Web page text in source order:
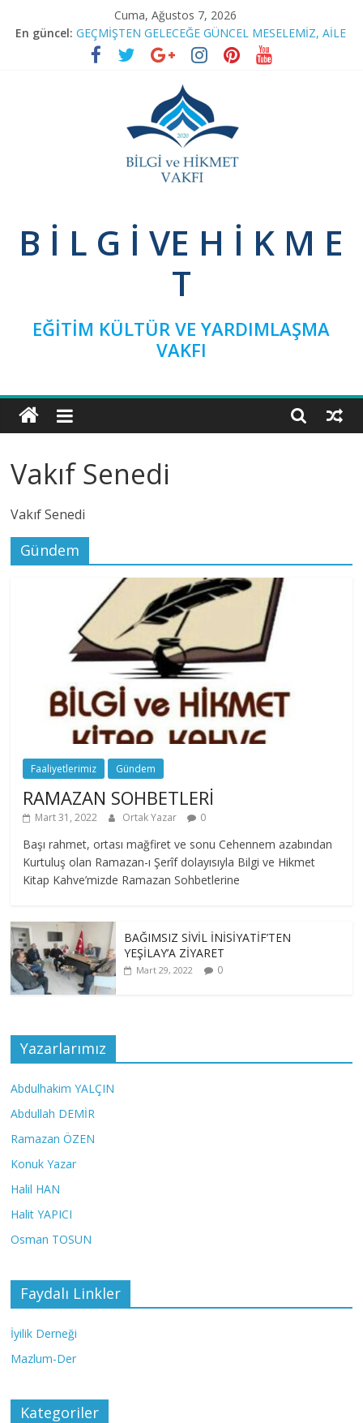
Cuma, Ağustos 7, 2026
En güncel: GEÇMİŞTEN GELECEĞE GÜNCEL MESELEMİZ, AİLE
RAMAZAN SOHBETLERİ
TEFSİR PROGRAMIMIZA RAMAZAN ARASI
BAĞIMSIZ SİVİL İNİSİYATİF’TEN YEŞİLAY’A ZİYARET
NİNOVA’YI TERK EDENLER
Bilgi
ve
Hikmet
ve
Hikmet
B İ L G İ VE H İ K M E
T
EĞİTİM KÜLTÜR VE YARDIMLAŞMA
VAKFI
Vakıf Senedi
Vakıf Senedi
Gündem
Faaliyetlerimiz Gündem
RAMAZAN SOHBETLERİ
Mart 31, 2022 Ortak Yazar 0
Başı rahmet, ortası mağfiret ve sonu Cehennem azabından
Kurtuluş olan Ramazan-ı Şerîf dolayısıyla Bilgi ve Hikmet
Kitap Kahve’mizde Ramazan Sohbetlerine
BAĞIMSIZ SİVİL İNİSİYATİF’TEN
YEŞİLAY’A ZİYARET
Mart 29, 2022 0
Yazarlarımız
Abdulhakim YALÇIN
Abdullah DEMİR
Ramazan ÖZEN
Konuk Yazar
Halil HAN
Halit YAPICI
Osman TOSUN
Faydalı Linkler
İyilik Derneği
Mazlum-Der
Kategoriler